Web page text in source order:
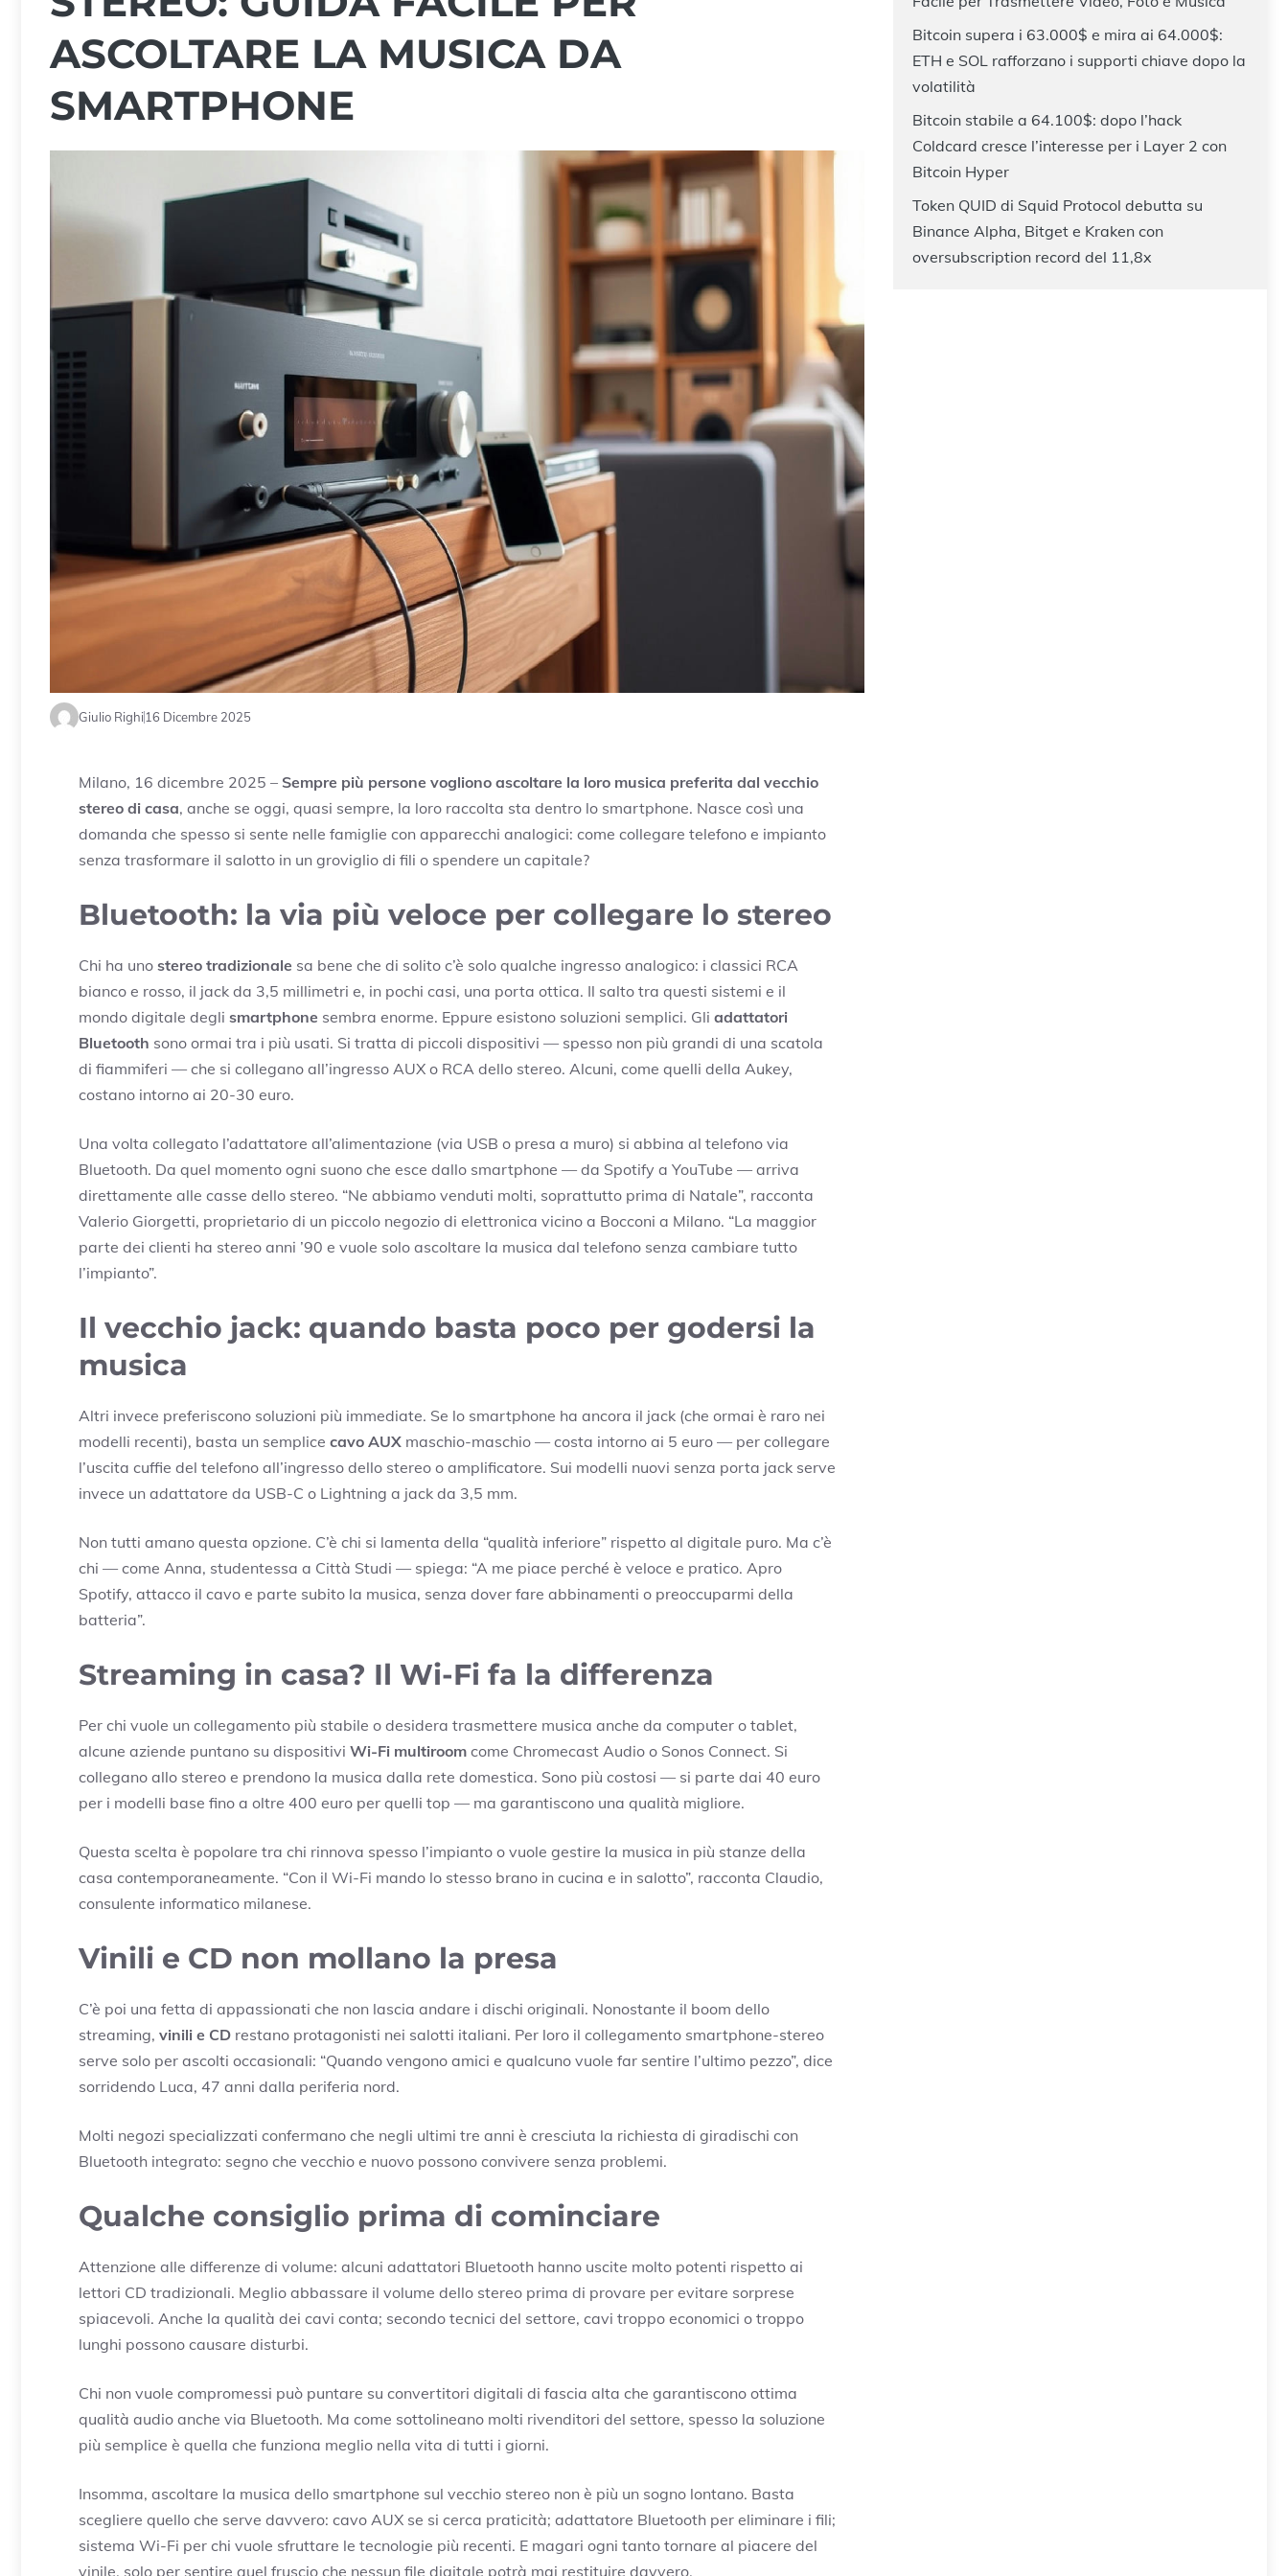
ASCOLTARE LA MUSICA DA
SMARTPHONE
Giulio Righi16 Dicembre 2025
Milano, 16 dicembre 2025 – Sempre più persone vogliono ascoltare la loro musica preferita dal vecchio
stereo di casa, anche se oggi, quasi sempre, la loro raccolta sta dentro lo smartphone. Nasce così una
domanda che spesso si sente nelle famiglie con apparecchi analogici: come collegare telefono e impianto
senza trasformare il salotto in un groviglio di fili o spendere un capitale?
Bluetooth: la via più veloce per collegare lo stereo
Chi ha uno stereo tradizionale sa bene che di solito c’è solo qualche ingresso analogico: i classici RCA
bianco e rosso, il jack da 3,5 millimetri e, in pochi casi, una porta ottica. Il salto tra questi sistemi e il
mondo digitale degli smartphone sembra enorme. Eppure esistono soluzioni semplici. Gli adattatori
Bluetooth sono ormai tra i più usati. Si tratta di piccoli dispositivi — spesso non più grandi di una scatola
di fiammiferi — che si collegano all’ingresso AUX o RCA dello stereo. Alcuni, come quelli della Aukey,
costano intorno ai 20-30 euro.
Una volta collegato l’adattatore all’alimentazione (via USB o presa a muro) si abbina al telefono via
Bluetooth. Da quel momento ogni suono che esce dallo smartphone — da Spotify a YouTube — arriva
direttamente alle casse dello stereo. “Ne abbiamo venduti molti, soprattutto prima di Natale”, racconta
Valerio Giorgetti, proprietario di un piccolo negozio di elettronica vicino a Bocconi a Milano. “La maggior
parte dei clienti ha stereo anni ’90 e vuole solo ascoltare la musica dal telefono senza cambiare tutto
l’impianto”.
Il vecchio jack: quando basta poco per godersi la
musica
Altri invece preferiscono soluzioni più immediate. Se lo smartphone ha ancora il jack (che ormai è raro nei
modelli recenti), basta un semplice cavo AUX maschio-maschio — costa intorno ai 5 euro — per collegare
l’uscita cuffie del telefono all’ingresso dello stereo o amplificatore. Sui modelli nuovi senza porta jack serve
invece un adattatore da USB-C o Lightning a jack da 3,5 mm.
Non tutti amano questa opzione. C’è chi si lamenta della “qualità inferiore” rispetto al digitale puro. Ma c’è
chi — come Anna, studentessa a Città Studi — spiega: “A me piace perché è veloce e pratico. Apro
Spotify, attacco il cavo e parte subito la musica, senza dover fare abbinamenti o preoccuparmi della
batteria”.
Streaming in casa? Il Wi-Fi fa la differenza
Per chi vuole un collegamento più stabile o desidera trasmettere musica anche da computer o tablet,
alcune aziende puntano su dispositivi Wi-Fi multiroom come Chromecast Audio o Sonos Connect. Si
collegano allo stereo e prendono la musica dalla rete domestica. Sono più costosi — si parte dai 40 euro
per i modelli base fino a oltre 400 euro per quelli top — ma garantiscono una qualità migliore.
Questa scelta è popolare tra chi rinnova spesso l’impianto o vuole gestire la musica in più stanze della
casa contemporaneamente. “Con il Wi-Fi mando lo stesso brano in cucina e in salotto”, racconta Claudio,
consulente informatico milanese.
Vinili e CD non mollano la presa
C’è poi una fetta di appassionati che non lascia andare i dischi originali. Nonostante il boom dello
streaming, vinili e CD restano protagonisti nei salotti italiani. Per loro il collegamento smartphone-stereo
serve solo per ascolti occasionali: “Quando vengono amici e qualcuno vuole far sentire l’ultimo pezzo”, dice
sorridendo Luca, 47 anni dalla periferia nord.
Molti negozi specializzati confermano che negli ultimi tre anni è cresciuta la richiesta di giradischi con
Bluetooth integrato: segno che vecchio e nuovo possono convivere senza problemi.
Qualche consiglio prima di cominciare
Attenzione alle differenze di volume: alcuni adattatori Bluetooth hanno uscite molto potenti rispetto ai
lettori CD tradizionali. Meglio abbassare il volume dello stereo prima di provare per evitare sorprese
spiacevoli. Anche la qualità dei cavi conta; secondo tecnici del settore, cavi troppo economici o troppo
lunghi possono causare disturbi.
Chi non vuole compromessi può puntare su convertitori digitali di fascia alta che garantiscono ottima
qualità audio anche via Bluetooth. Ma come sottolineano molti rivenditori del settore, spesso la soluzione
più semplice è quella che funziona meglio nella vita di tutti i giorni.
Insomma, ascoltare la musica dello smartphone sul vecchio stereo non è più un sogno lontano. Basta
scegliere quello che serve davvero: cavo AUX se si cerca praticità; adattatore Bluetooth per eliminare i fili;
sistema Wi-Fi per chi vuole sfruttare le tecnologie più recenti. E magari ogni tanto tornare al piacere del
vinile, solo per sentire quel fruscio che nessun file digitale potrà mai restituire davvero.
Bitcoin supera i 63.000$ e mira ai 64.000$:
ETH e SOL rafforzano i supporti chiave dopo la
volatilità
Bitcoin stabile a 64.100$: dopo l’hack
Coldcard cresce l’interesse per i Layer 2 con
Bitcoin Hyper
Token QUID di Squid Protocol debutta su
Binance Alpha, Bitget e Kraken con
oversubscription record del 11,8x